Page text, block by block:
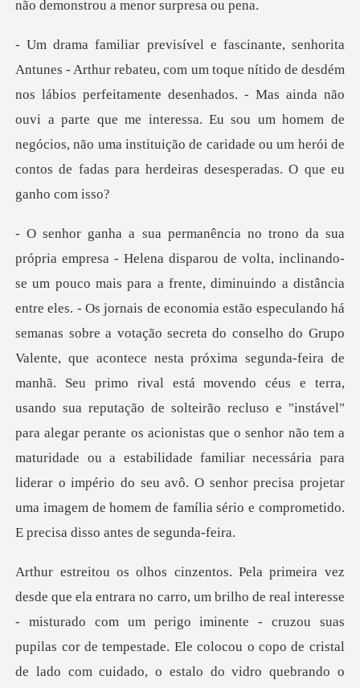
os lábios perfeitamente desenhados. - Mas ainda não
ouvi a parte que me interessa. Eu sou um homem de
negócios, n
bre a votação secreta do conselho do Grupo
Valente, que acontece nesta próxima segunda-feira de
manhã. Seu primo rival está movendo céus e terra,
usando sua reputação de solteirão recluso e "instável"
para alegar perante os acioni
nteresse
- misturado com um perigo iminente - cruzou suas
pupilas cor de tempestade. Ele colocou o copo de